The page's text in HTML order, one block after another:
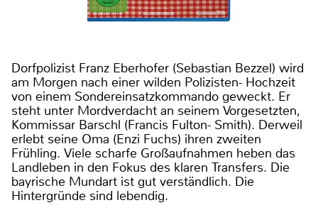
Dorfpolizist Franz Eberhofer (Sebastian Bezzel) wird
am Morgen nach einer wilden Polizisten- Hochzeit
von einem Sondereinsatzkommando geweckt. Er
steht unter Mordverdacht an seinem Vorgesetzten,
Kommissar Barschl (Francis Fulton- Smith). Derweil
erlebt seine Oma (Enzi Fuchs) ihren zweiten
Frühling. Viele scharfe Großaufnahmen heben das
Landleben in den Fokus des klaren Transfers. Die
bayrische Mundart ist gut verständlich. Die
Hintergründe sind lebendig.